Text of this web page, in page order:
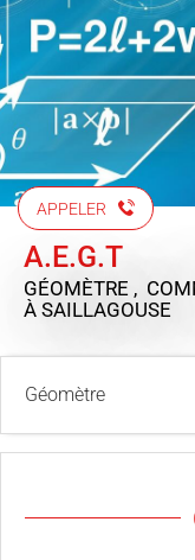
APPELER
A.E.G.T
GÉOMÈTRE ,
À SAILLAGOUSE
Géomètre